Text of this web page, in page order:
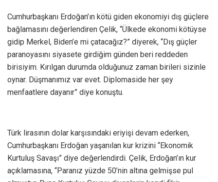
Cumhurbaşkanı Erdoğan’ın kötü giden ekonomiyi dış güçlere
bağlamasını değerlendiren Çelik, “Ülkede ekonomi kötüyse
gidip Merkel, Biden’e mi çatacağız?” diyerek, “Dış güçler
paranoyasını siyasete girdiğim günden beri reddeden
birisiyim. Kırılgan durumda olduğunuz zaman birileri sizinle
oynar. Düşmanımız var evet. Diplomaside her şey
menfaatlere dayanır” diye konuştu.
Türk lirasının dolar karşısındaki eriyişi devam ederken,
Cumhurbaşkanı Erdoğan yaşanılan kur krizini “Ekonomik
Kurtuluş Savaşı” diye değerlendirdi. Çelik, Erdoğan’ın kur
açıklamasına, “Paranız yüzde 50’nin altına gelmişse pul